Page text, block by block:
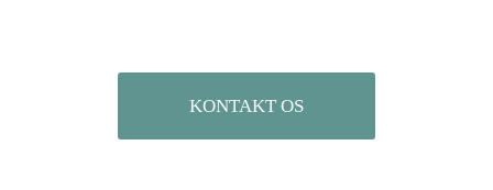
KONTAKT OS